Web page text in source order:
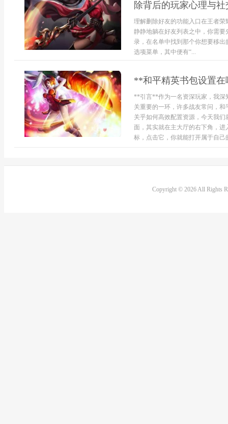
除背后的玩家心理与
理解删除好友的功能入口在王者
静静地躺在好友列表之中，你需
录，在名单中找到那个你想要移
选项菜单，其中便有“...
**和平精英书包设置
**引言**作为一名资深玩家，我深
关重要的一环，许多战友常问，
关乎如何高效配置资源，今天我
面，其实就在主大厅的右下角，
标，点击它，你就能打开属于自己
Copyright © 2026 All Rights